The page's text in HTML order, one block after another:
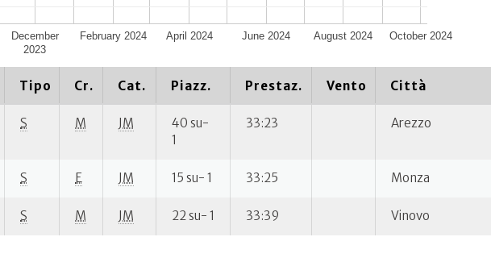
December
2023
February 2024 April 2024 June 2024 August 2024 October 2024
Tipo Cr. Cat. Piazz. Prestaz. Vento Città
S M JM
40 su-
1
33:23 Arezzo
S E JM 15 su- 1 33:25 Monza
S M JM 22 su- 1 33:39 Vinovo